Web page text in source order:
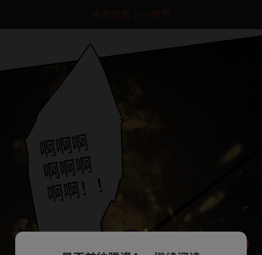
点击加载上一章节